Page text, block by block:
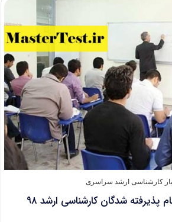
۹۸
وزارت
بهداشت
کارشناسی ارشد سراسری
پذیرفته شدگان کارشناسی ارشد ۹۸